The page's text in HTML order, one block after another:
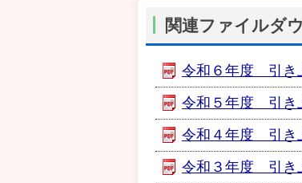
関連ファイルダ
令和６年度 引き
令和５年度 引き
令和４年度 引き
令和３年度 引き